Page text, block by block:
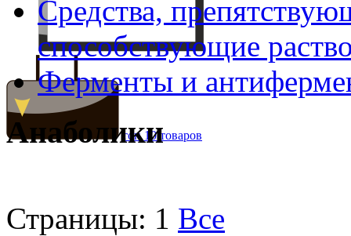
топ 10 товаров
Средства,
способствующие
Ферменты и
Анаболики
Страницы: 1 Все